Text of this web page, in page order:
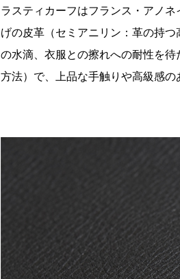
ラスティカーフはフランス・アノ
げの皮革（セミアニリン：革の持
の水滴、衣服との擦れへの耐性を
方法）で、上品な手触りや高級感の